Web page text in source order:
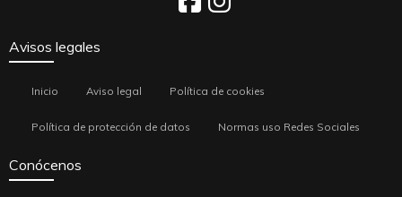
Avisos legales
Inicio Aviso legal Política de cookies
Política de protección de datos Normas uso Redes Sociales
Conócenos